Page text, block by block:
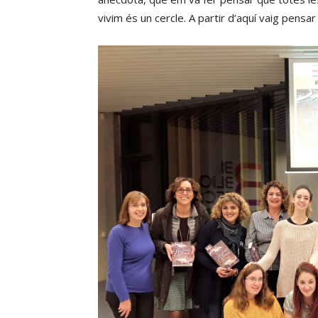
vivim és un cercle. A partir d’aquí vaig